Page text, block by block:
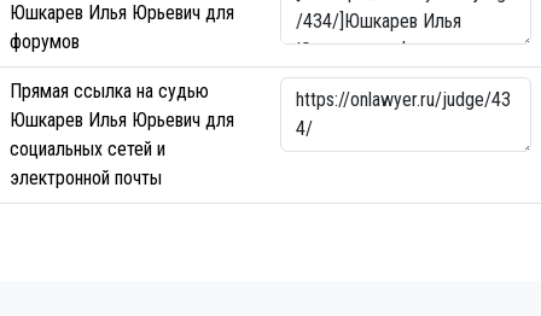
Юшкарев Илья Юрьевич для
форумов
Прямая ссылка на судью
Юшкарев Илья Юрьевич для
социальных сетей и
электронной почты